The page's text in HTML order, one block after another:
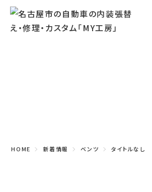
HOME 新着情報 ベンツ タイトルなし